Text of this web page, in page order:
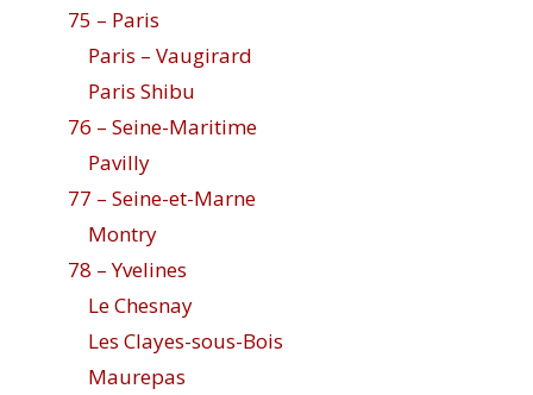
75 – Paris
Paris – Vaugirard
Paris Shibu
76 – Seine-Maritime
Pavilly
77 – Seine-et-Marne
Montry
78 – Yvelines
Le Chesnay
Les Clayes-sous-Bois
Maurepas